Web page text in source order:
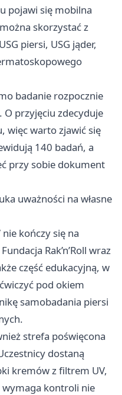
pojawi się mobilna
skorzystać z
piersi, USG jąder,
badanie rozpocznie
przyjęciu zdecyduje
więc warto zjawić się
140 badań, a
przy sobie dokument
uważności na własne
kończy się na
Rak’n’Roll wraz
część edukacyjną, w
pod okiem
samobadania piersi
strefa poświęcona
dostaną
kremów z filtrem UV,
kontroli nie